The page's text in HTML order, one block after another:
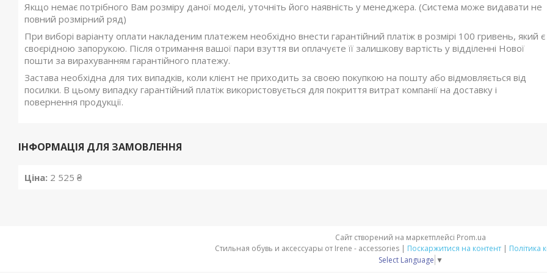
Якщо немає потрібного Вам розміру даної моделі, уточніть його наявність у менеджера. (Система може видавати не
повний розмірний ряд)
При виборі варіанту оплати накладеним платежем необхідно внести гарантійний платіж в розмірі 100 гривень, який є
своєрідною запорукою. Після отримання вашої пари взуття ви оплачуєте її залишкову вартість у відділенні Нової
пошти за вирахуванням гарантійного платежу.
Застава необхідна для тих випадків, коли клієнт не приходить за своєю покупкою на пошту або відмовляється від
посилки. В цьому випадку гарантійний платіж використовується для покриття витрат компанії на доставку і
повернення продукції.
ІНФОРМАЦІЯ ДЛЯ ЗАМОВЛЕННЯ
Ціна: 2 525 ₴
Сайт створений на маркетплейсі Prom.ua
Стильная обувь и аксессуары от Irene - accessories | Поскаржитися на контент | Політика
Select Language ▼